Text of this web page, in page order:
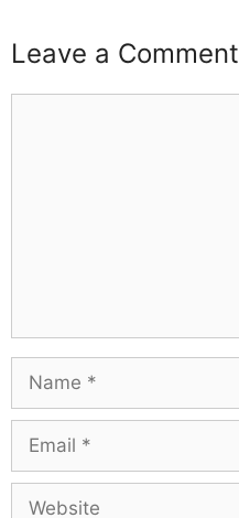
Leave a Comment